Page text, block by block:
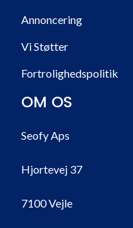
Annoncering
Vi Støtter
Fortrolighedspolitik
OM OS
Seofy Aps
Hjortevej 37
7100 Vejle